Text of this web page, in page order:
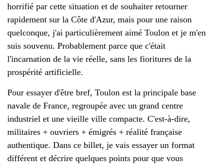
horrifié par cette situation et de souhaiter retourner
rapidement sur la Côte d'Azur, mais pour une raison
quelconque, j'ai particulièrement aimé Toulon et je m'en
suis souvenu. Probablement parce que c'était
l'incarnation de la vie réelle, sans les fioritures de la
prospérité artificielle.
Pour essayer d'être bref, Toulon est la principale base
navale de France, regroupée avec un grand centre
industriel et une vieille ville compacte. C'est-à-dire,
militaires + ouvriers + émigrés + réalité française
authentique. Dans ce billet, je vais essayer un format
différent et décrire quelques points pour que vous